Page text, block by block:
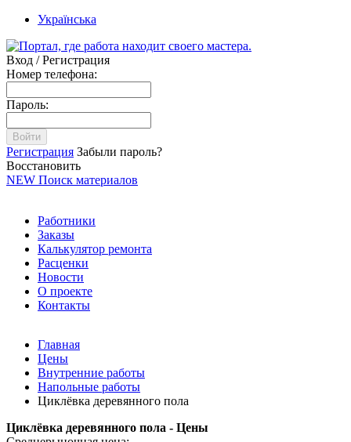
Українська
Вход / Регистрация
Номер телефона:
Пароль:
Войти
Регистрация Забыли пароль?
Восстановить
NEW Поиск материалов
Работники
Заказы
Калькулятор ремонта
Расценки
Новости
О проекте
Контакты
Главная
Цены
Внутренние работы
Напольные работы
Циклёвка деревянного пола
Циклёвка деревянного пола - Цены